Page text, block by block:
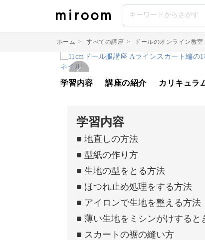
ホーム > すべての講座 > ドールのオンライン教
学習内容 講座の紹介 カリキュラ
学習内容
■ 地直しの方法
■ 型紙の作り方
■ 生地の型をとる方法
■ ほつれ止め処理をする方法
■ アイロンで生地を整える方法
■ 薄い生地をミシンがけすると
■ スカートの裾の縫い方